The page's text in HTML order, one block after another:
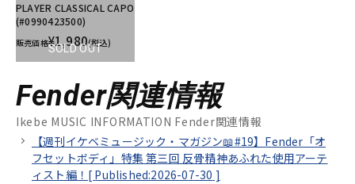
SOLD OUT
PLAYER CLASSICAL CAPO
(#0990423500)
販売価格¥1,980(税込)
Fender関連情報
Ikebe MUSIC INFORMATION Fender関連情報
【週刊イケベミュージック・マガジン📖#19】Fender「オ
フセットボディ」特集 第三回 反骨精神あふれた使用アーテ
ィスト編！[ Published:2026-07-30 ]